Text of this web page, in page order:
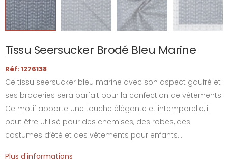
Tissu Seersucker Brodé Bleu Marine
Réf: 1276138
Ce tissu seersucker bleu marine avec son aspect gaufré et
ses broderies sera parfait pour la confection de vêtements.
Ce motif apporte une touche élégante et intemporelle, il
peut être utilisé pour des chemises, des robes, des
costumes d’été et des vêtements pour enfants...
Plus d'informations